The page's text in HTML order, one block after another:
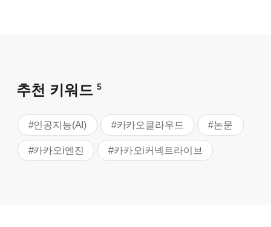
추천 키워드 5
#인공지능(AI) #카카오클라우드 #논문
#카카오i엔진 #카카오i커넥트라이브